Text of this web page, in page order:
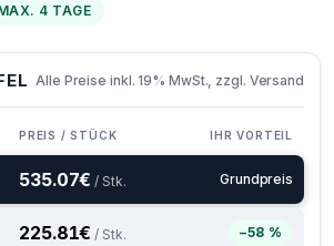
4 TAGE
Alle Preise inkl. 19% MwSt., zzgl. Versand
PREIS / STÜCK IHR VORTEIL
535.07€ / Stk. Grundpreis
225.81€ / Stk. −58 %